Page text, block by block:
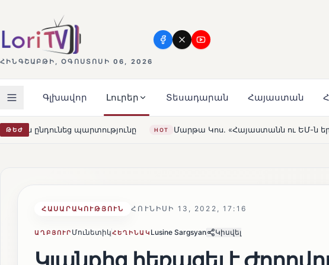
ՀԻՆԳՇԱԲԹԻ, ՕԳՈՍՏՈՍԻ 06, 2026
Գլխավոր Լուրեր Տեսադարան Հայաստան
ԹԵԺ HOT Մարթա Կոս. «Հայաստանն ու ԵՄ-ն երբեք այսքան մոտ չեն
ՀԱՍԱՐԱԿՈՒԹՅՈՒՆ ՀՈՒՆԻՍԻ 13, 2022, 17:16
ԱՂԲՅՈՒՐ ՄունետիկՀԵՂԻՆԱԿ Lusine Sargsyan Կիսվել